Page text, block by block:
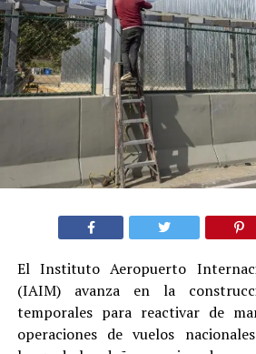
El Instituto Aeropuerto
(IAIM) avanza en la
temporales para reactivar de
operaciones de vuelos